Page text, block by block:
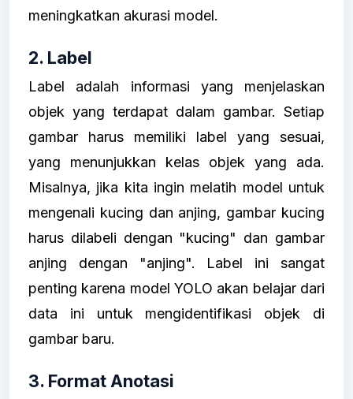
meningkatkan akurasi model.
2. Label
Label adalah informasi yang menjelaskan
objek yang terdapat dalam gambar. Setiap
gambar harus memiliki label yang sesuai,
yang menunjukkan kelas objek yang ada.
Misalnya, jika kita ingin melatih model untuk
mengenali kucing dan anjing, gambar kucing
harus dilabeli dengan "kucing" dan gambar
anjing dengan "anjing". Label ini sangat
penting karena model YOLO akan belajar dari
data ini untuk mengidentifikasi objek di
gambar baru.
3. Format Anotasi